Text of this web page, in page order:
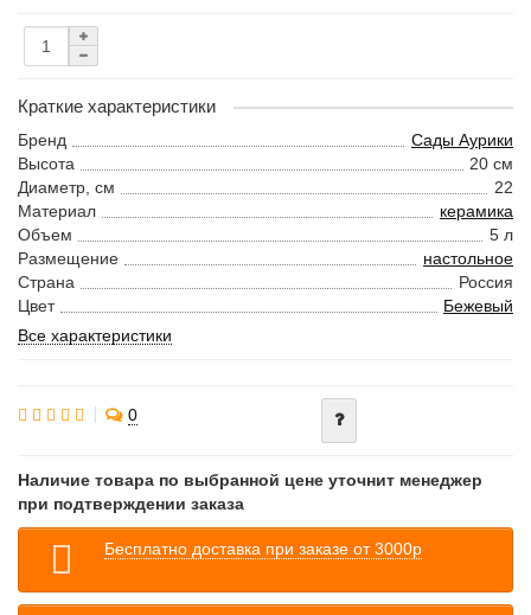
Краткие характеристики
Бренд
Сады Аурики
Высота
20 см
Диаметр, см
22
Материал
керамика
Объем
5 л
Размещение
настольное
Страна
Россия
Цвет
Бежевый
Все характеристики
0
Наличие товара по выбранной цене уточнит менеджер
при подтверждении заказа
Бесплатно доставка при заказе от 3000р